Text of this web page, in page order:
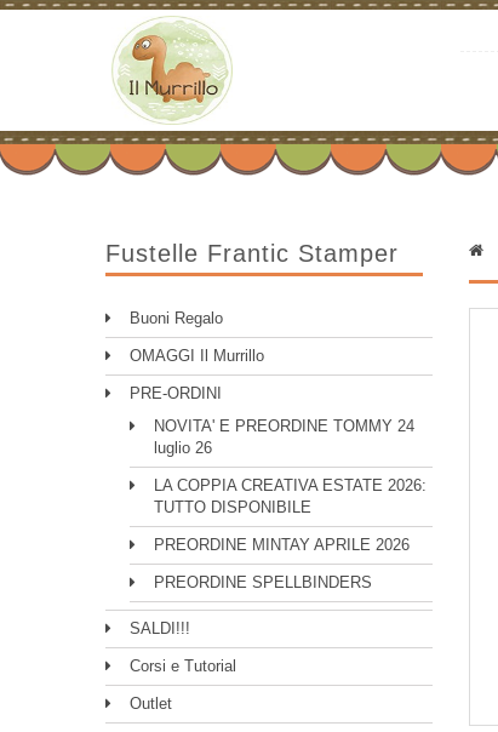
Fustelle Frantic Stamper
Buoni Regalo
OMAGGI Il Murrillo
PRE-ORDINI
NOVITA' E PREORDINE TOMMY 24
luglio 26
LA COPPIA CREATIVA ESTATE 2026:
TUTTO DISPONIBILE
PREORDINE MINTAY APRILE 2026
PREORDINE SPELLBINDERS
SALDI!!!
Corsi e Tutorial
Outlet